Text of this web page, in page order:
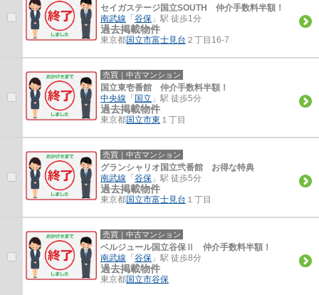
セイガステージ国立SOUTH 仲介手数料半額！
南武線 「 谷保 」駅 徒歩1分
過去掲載物件
東京都国立市富士見台 ２丁目16-7
売買｜中古マンション
国立東壱番館 仲介手数料半額！
中央線 「 国立 」駅 徒歩5分
過去掲載物件
東京都国立市東 １丁目
売買｜中古マンション
グランシャリオ国立弐番館 お得な特典
南武線 「 谷保 」駅 徒歩5分
過去掲載物件
東京都国立市富士見台 １丁目
売買｜中古マンション
ベルジュール国立谷保Ⅱ 仲介手数料半額！
南武線 「 谷保 」駅 徒歩8分
過去掲載物件
東京都国立市谷保